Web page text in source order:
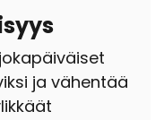
ja vähentää